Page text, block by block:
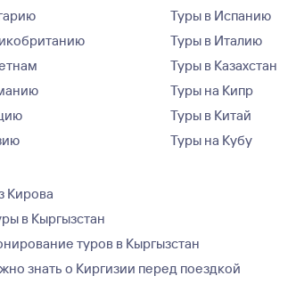
Туры в Испанию
Туры в Италию
Туры в Казахстан
Туры на Кипр
Туры в Китай
Туры на Кубу
Кирова
в Кыргызстан
туров в Кыргызстан
знать о Киргизии перед поездкой